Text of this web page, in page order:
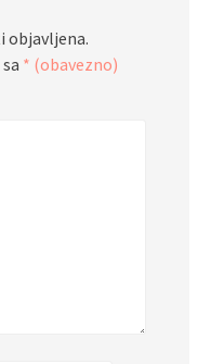
objavljena.
* (obavezno)